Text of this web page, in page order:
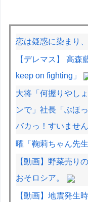
恋は疑惑に染まり
【デレマス】 高
keep on fighting」
大将「何握りやし
ンで」社長「ぶほ
バカっ！すいません
曜「鞠莉ちゃん先
【動画】野菜売り
おそロシア。
【動画】地震発生